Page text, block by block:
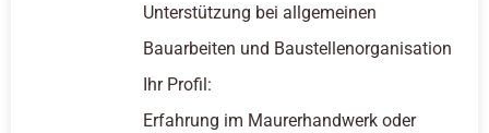
Unterstützung bei allgemeinen
Bauarbeiten und Baustellenorganisation
Ihr Profil:
Erfahrung im Maurerhandwerk oder